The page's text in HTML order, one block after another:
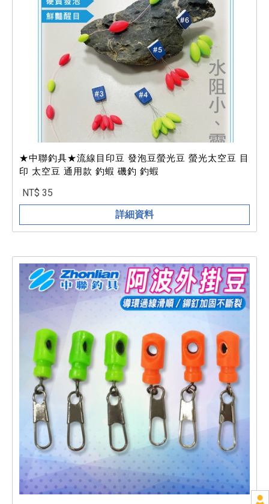
★中聯釣具★流線目印豆 發泡豆螢光豆 螢光太空豆 目
印 太空豆 通用款 釣蝦 磯釣 釣蝦
NT$ 35
詳細資料